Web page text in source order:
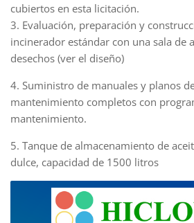
cubiertos en esta licitación.
3. Evaluación, preparación y
incinerador estándar con una sala de
desechos (ver el diseño)
4. Suministro de manuales y planos
mantenimiento completos con
mantenimiento.
5. Tanque de almacenamiento de
dulce, capacidad de 1500 litros